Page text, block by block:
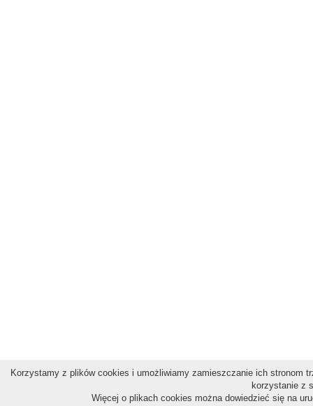
Korzystamy z plików cookies i umożliwiamy zamieszczanie ich stronom
korzystanie z
Więcej o plikach cookies można dowiedzieć się na